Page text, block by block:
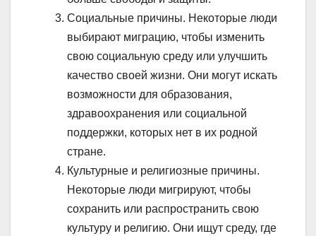
Социальные причины. Некоторые люди
выбирают миграцию, чтобы изменить
свою социальную среду или улучшить
качество своей жизни. Они могут искать
возможности для образования,
здравоохранения или социальной
поддержки, которых нет в их родной
стране.
Культурные и религиозные причины.
Некоторые люди мигрируют, чтобы
сохранить или распространить свою
культуру и религию. Они ищут среду, где